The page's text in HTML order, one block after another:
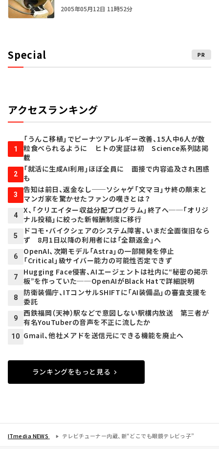
2005年05月12日 11時52分
Special PR
アクセスランキング
1
「うんこ移植」でピーナツアレルギー改善、15人中6人が数
粒食べられるように ヒトの実証は初 Science系列誌掲
載
2
「就活に生成AI利用」ほぼ全員に 面接で内容追及され困惑
も
3
告知は前日、返金なし──ソシャゲ「文マヨ」サ終の顛末と
マンガ家を驚かせたファンの嘆きとは？
4
X、「クリエイター収益分配プログラム」終了へ──「オリジ
ナル投稿」に絞った新報酬制度に移行
5
ドコモ・バイクシェアのシステム障害、いまだ全面復旧なら
ず 8月1日以降の利用者には「全額返金」へ
6
OpenAI、次期モデル「Astra」の一部開発を停止
「Critical」級サイバー能力の可能性否定できず
7
Hugging Face侵害、AIエージェントは社内に“秘密の掲示
板”を作っていた──OpenAIがBlack Hatで詳細説明
8
防衛装備庁、ITコンサルSHIFTに「AI装備品」の審査支援を
委託
9
西鉄福岡（天神）駅などで意図しない駅構内放送 第三者が
有名YouTuberの音声を不正に流したか
10 Gmail、他社メアドを送信元にできる機能を廃止へ
ランキングをもっと見る
ITmedia NEWS テレビチューナー内蔵、新“どこでも眼鏡テレビっ子”